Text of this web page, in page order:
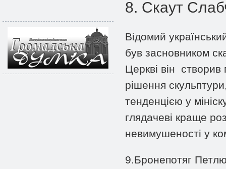
8. Скаут
Відомий
був засновником
Церкві він
рішення
тенденцією у
глядачеві краще
невимушеності у
9.Бронепотяг